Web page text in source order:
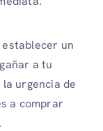
un
a tu
urgencia de
a comprar